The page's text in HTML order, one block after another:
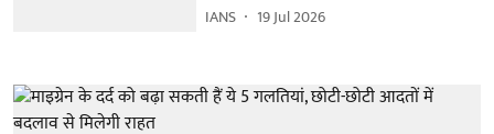
IANS 19 Jul 2026